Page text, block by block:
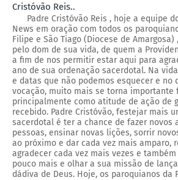
Cristóvão Reis..
Padre Cristóvão Reis , hoje a equipe
News em oração com todos os
Filipe e São Tiago (Diocese de Amargosa)
pelo dom de sua vida, de quem a
a fim de nos permitir estar aqui para
ano de sua ordenação sacerdotal. Na
e datas que não podemos esquecer e no
vocação, muito mais se torna importante
principalmente como atitude de ação de
recebido. Padre Cristóvão, festejar mais
sacerdotal é ter a chance de fazer novos
pessoas, ensinar novas lições, sorrir
ao próximo e dar cada vez mais amparo,
agradecer cada vez mais vezes e
pouco mais e olhar a sua missão de
dádiva de Deus. Hoje, os paroquianos da